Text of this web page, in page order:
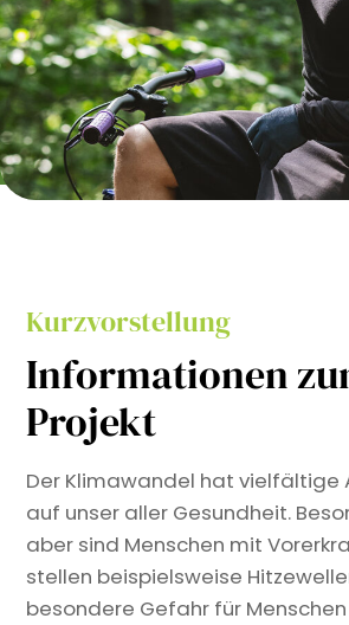
Kurzvorstellung
Informationen
Projekt
Der Klimawandel hat vielfältige
auf unser aller Gesundheit.
aber sind Menschen mit
stellen beispielsweise
besondere Gefahr für